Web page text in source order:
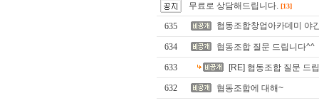
무료로 상담해드립니다. [13]
635 협동조합창업아카데미 야
634 협동조합 질문 드립니다^^
633 [RE] 협동조합 질문 드
632 협동조합에 대해~